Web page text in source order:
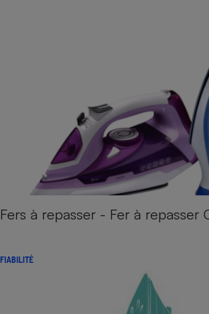
Fers à repasser - Fer à repasser
FIABILITÉ